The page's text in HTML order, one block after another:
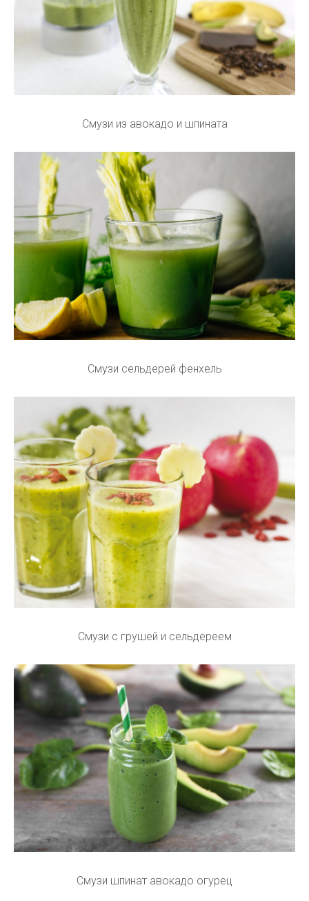
Смузи из авокадо и шпината
Смузи сельдерей фенхель
Смузи с грушей и сельдереем
Смузи шпинат авокадо огурец